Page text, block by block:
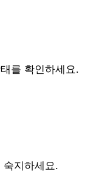
를 확인하세요.
숙지하세요.